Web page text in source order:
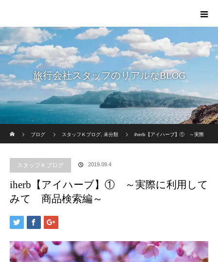
旅行会社スタッフのリアルなBLOG
ブログ
スタッフＫブログ 未分類 iherb【アイハーブ】① ～実際
スタッフＫブログ 2019.09.4
iherb【アイハーブ】① ～実際に利用して
みて 商品検索編～